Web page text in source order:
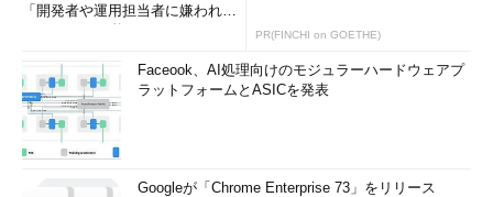
「開発者や運用担当者に嫌われな
PR(FINCHI on GOETHE)
Faceook、AI処理向けのモジュラーハードウェアプ
ラットフォームとASICを発表
Googleが「Chrome Enterprise 73」をリリース